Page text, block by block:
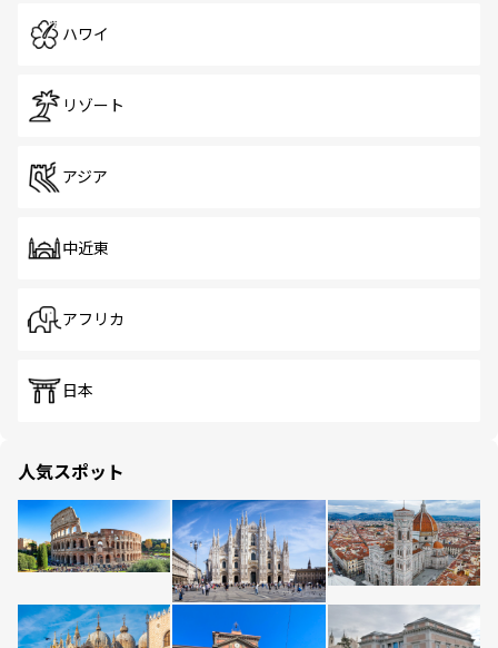
ハワイ
リゾート
アジア
中近東
アフリカ
日本
人気スポット